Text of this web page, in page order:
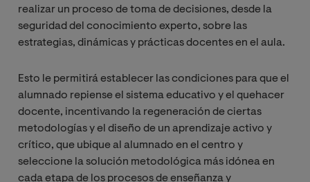
realizar un proceso de toma de decisiones, desde la
seguridad del conocimiento experto, sobre las
estrategias, dinámicas y prácticas docentes en el aula.
Esto le permitirá establecer las condiciones para que el
alumnado repiense el sistema educativo y el quehacer
docente, incentivando la regeneración de ciertas
metodologías y el diseño de un aprendizaje activo y
crítico, que ubique al alumnado en el centro y
seleccione la solución metodológica más idónea en
cada etapa de los procesos de enseñanza y